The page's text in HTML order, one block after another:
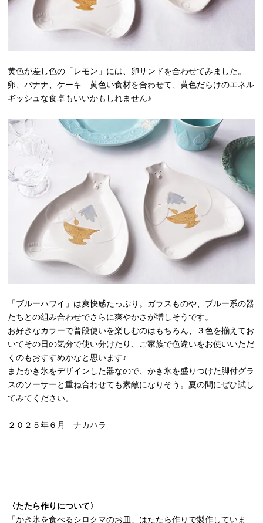
黄色が差し色の「レモン」には、卵サンドを合わせてみました。
卵、バナナ、ケーキ…黄色い食材を合わせて、黄色だらけのエネル
ギッシュな食卓もいいかもしれません♪
「ブルーハワイ」は爽快感たっぷり。ガラスものや、ブルー系の器
たちとの組み合わせでさらに爽やかさが増しそうです。
お好きなカラーで普段使いを楽しむのはもちろん、３色を揃えてお
いてその日の気分で使い分けたり、ご家族で色違いをお使いいただ
くのもおすすめかなと思います♪
またかき氷をデザインした器なので、かき氷を盛りつけた脚付グラ
スのソーサーと重ね合わせても素敵になりそう。夏の間にぜひ試し
てみてください。
２０２５年６月 ナカハラ
〈たたら作りについて〉
「かき氷を食べるシロクマのお皿」はたたら作りで製作していま